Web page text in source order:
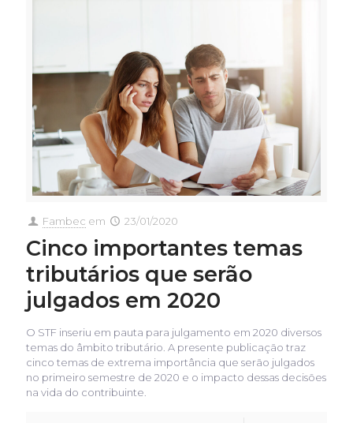
Fambec em 23/01/2020
Cinco importantes temas
tributários que serão
julgados em 2020
O STF inseriu em pauta para julgamento em 2020 diversos
temas do âmbito tributário. A presente publicação traz
cinco temas de extrema importância que serão julgados
no primeiro semestre de 2020 e o impacto dessas decisões
na vida do contribuinte.